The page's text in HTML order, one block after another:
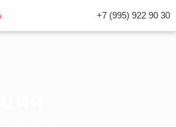
+7 (995) 922 90 30